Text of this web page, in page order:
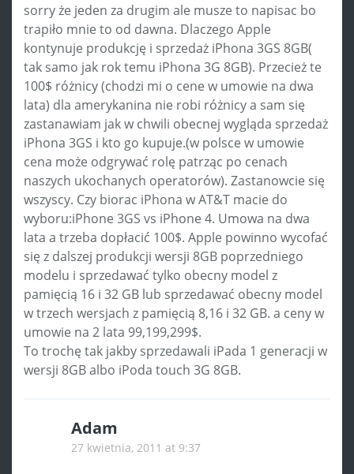
sorry że jeden za drugim ale musze to napisac bo
trapiło mnie to od dawna. Dlaczego Apple
kontynuje produkcję i sprzedaż iPhona 3GS 8GB(
tak samo jak rok temu iPhona 3G 8GB). Przecież te
100$ różnicy (chodzi mi o cene w umowie na dwa
lata) dla amerykanina nie robi różnicy a sam się
zastanawiam jak w chwili obecnej wygląda sprzedaż
iPhona 3GS i kto go kupuje.(w polsce w umowie
cena może odgrywać rolę patrząc po cenach
naszych ukochanych operatorów). Zastanowcie się
wszyscy. Czy biorac iPhona w AT&T macie do
wyboru:iPhone 3GS vs iPhone 4. Umowa na dwa
lata a trzeba dopłacić 100$. Apple powinno wycofać
się z dalszej produkcji wersji 8GB poprzedniego
modelu i sprzedawać tylko obecny model z
pamięcią 16 i 32 GB lub sprzedawać obecny model
w trzech wersjach z pamięcią 8,16 i 32 GB. a ceny w
umowie na 2 lata 99,199,299$.
To trochę tak jakby sprzedawali iPada 1 generacji w
wersji 8GB albo iPoda touch 3G 8GB.
Adam
27 kwietnia, 2011 at 9:37